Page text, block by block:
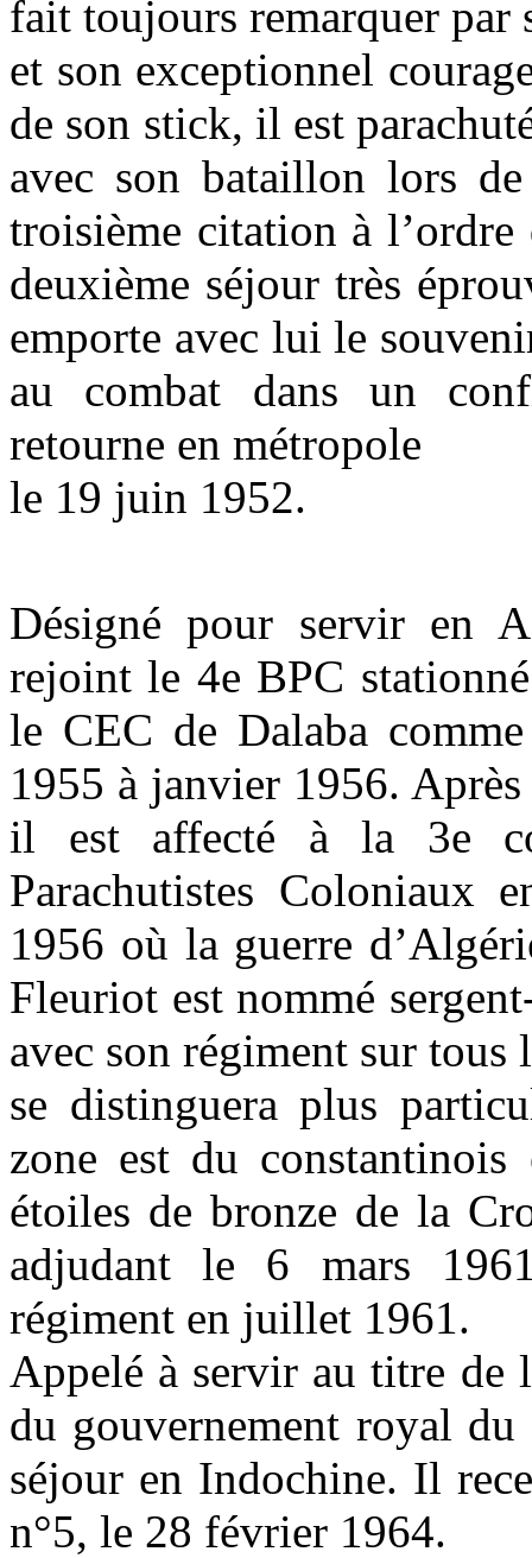
fait toujours remarquer par
et son exceptionnel
de son stick, il est
avec son bataillon lors
troisième citation à l’ordre
deuxième séjour très
emporte avec lui le
au combat dans un
retourne en métropole
le 19 juin 1952.
Désigné pour servir en
rejoint le 4e BPC
le CEC de Dalaba
1955 à janvier 1956.
il est affecté à la 3e
Parachutistes
1956 où la guerre
Fleuriot est nommé
avec son régiment sur tous
se distinguera plus
zone est du
étoiles de bronze de la
adjudant le 6 mars
régiment en juillet 1961.
Appelé à servir au titre de
du gouvernement royal
séjour en Indochine. Il
n°5, le 28 février 1964.